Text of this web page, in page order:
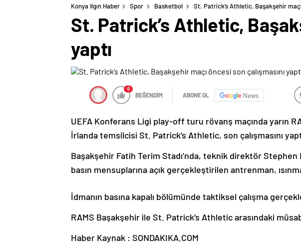
Konya Ilgın Haber Spor Basketbol St. Patrick’s Athletic, Başakşehir
St. Patrick’s Athletic,
yaptı
0
BEĞENDİM ABONE OL News
UEFA Konferans Ligi play-off turu rövanş maçında yarın
İrlanda temsilcisi St. Patrick’s Athletic, son çalışmasını
Başakşehir Fatih Terim Stadı’nda, teknik direktör Stephen
basın mensuplarına açık gerçekleştirilen antrenman,
İdmanın basına kapalı bölümünde taktiksel çalışma
RAMS Başakşehir ile St. Patrick’s Athletic arasındaki
Haber Kaynak : SONDAKIKA.COM